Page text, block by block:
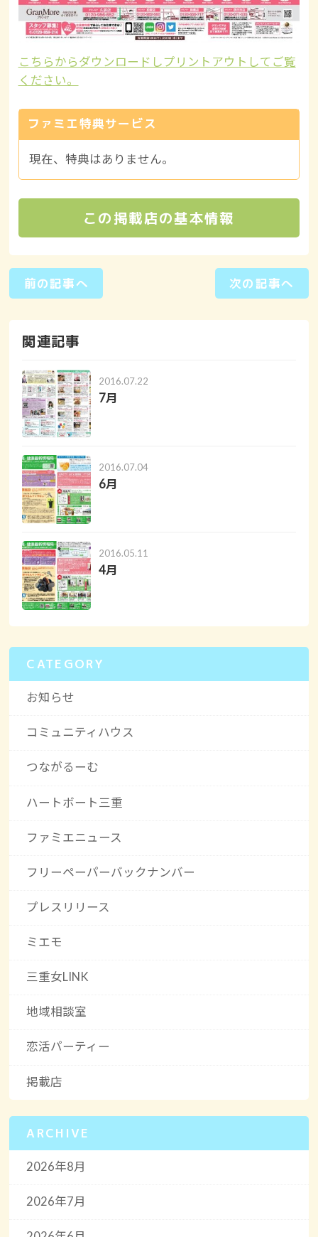
こちらからダウンロードしプリントアウトしてご覧
ください。
ファミエ特典サービス
現在、特典はありません。
この掲載店の基本情報
前の記事へ 次の記事へ
関連記事
2016.07.22
7月
2016.07.04
6月
2016.05.11
4月
CATEGORY
お知らせ
コミュニティハウス
つながるーむ
ハートボート三重
ファミエニュース
フリーペーパーバックナンバー
プレスリリース
ミエモ
三重女LINK
地域相談室
恋活パーティー
掲載店
ARCHIVE
2026年8月
2026年7月